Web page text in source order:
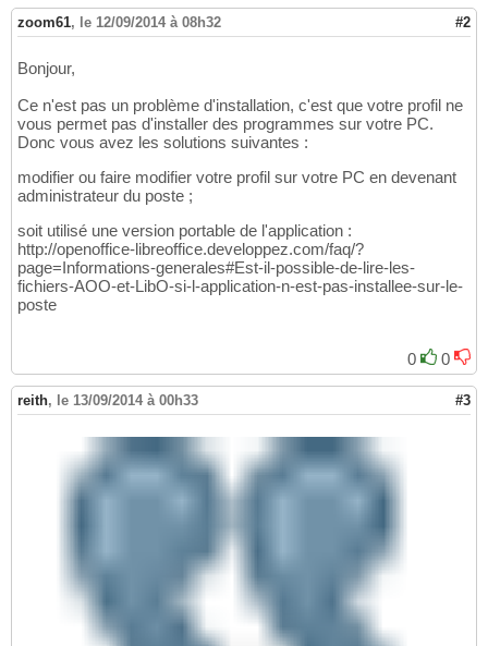
zoom61, le 12/09/2014 à 08h32 #2
Bonjour,
Ce n'est pas un problème d'installation, c'est que votre profil ne
vous permet pas d'installer des programmes sur votre PC.
Donc vous avez les solutions suivantes :
modifier ou faire modifier votre profil sur votre PC en devenant
administrateur du poste ;
soit utilisé une version portable de l'application :
http://openoffice-libreoffice.developpez.com/faq/?
page=Informations-generales#Est-il-possible-de-lire-les-
fichiers-AOO-et-LibO-si-l-application-n-est-pas-installee-sur-le-
poste
0 0
reith, le 13/09/2014 à 00h33 #3